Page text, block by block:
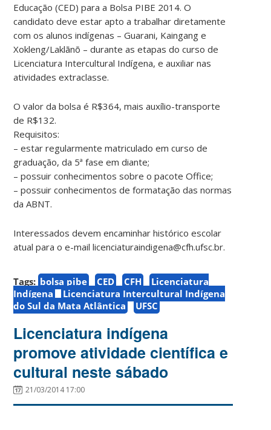
Educação (CED) para a Bolsa PIBE 2014. O
candidato deve estar apto a trabalhar diretamente
com os alunos indígenas – Guarani, Kaingang e
Xokleng/Laklãnõ – durante as etapas do curso de
Licenciatura Intercultural Indígena, e auxiliar nas
atividades extraclasse.
O valor da bolsa é R$364, mais auxílio-transporte
de R$132.
Requisitos:
– estar regularmente matriculado em curso de
graduação, da 5ª fase em diante;
– possuir conhecimentos sobre o pacote Office;
– possuir conhecimentos de formatação das normas
da ABNT.
Interessados devem encaminhar histórico escolar
atual para o e-mail licenciaturaindigena@cfh.ufsc.br.
Tags: bolsa pibe CED CFH
Licenciatura
Indígena
Licenciatura Intercultural Indígena
do Sul da Mata Atlântica
UFSC
Licenciatura indígena
promove atividade científica e
cultural neste sábado
21/03/2014 17:00